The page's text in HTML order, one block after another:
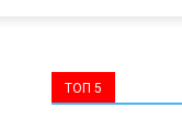
ТОП 5